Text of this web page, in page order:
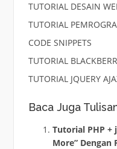
TUTORIAL DESAIN
TUTORIAL
CODE SNIPPETS
TUTORIAL
TUTORIAL JQUERY
Baca Juga
Tutorial PHP +
More” Dengan